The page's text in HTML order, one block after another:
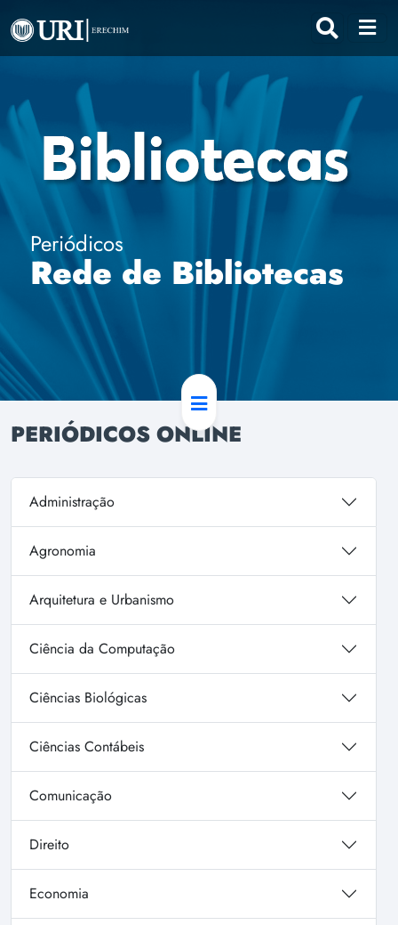
Periódicos
Rede de Bibliotecas
PERIÓDICOS ONLINE
Administração
Agronomia
Arquitetura e Urbanismo
Ciência da Computação
Ciências Biológicas
Ciências Contábeis
Comunicação
Direito
Economia